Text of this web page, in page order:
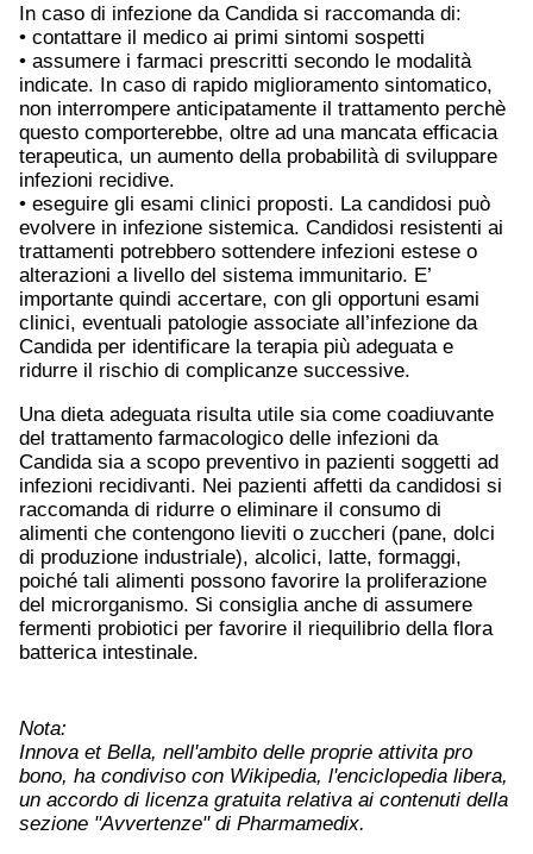
In caso di infezione da Candida si raccomanda di:
• contattare il medico ai primi sintomi sospetti
• assumere i farmaci prescritti secondo le modalità
indicate. In caso di rapido miglioramento sintomatico,
non interrompere anticipatamente il trattamento perchè
questo comporterebbe, oltre ad una mancata efficacia
terapeutica, un aumento della probabilità di sviluppare
infezioni recidive.
• eseguire gli esami clinici proposti. La candidosi può
evolvere in infezione sistemica. Candidosi resistenti ai
trattamenti potrebbero sottendere infezioni estese o
alterazioni a livello del sistema immunitario. E’
importante quindi accertare, con gli opportuni esami
clinici, eventuali patologie associate all’infezione da
Candida per identificare la terapia più adeguata e
ridurre il rischio di complicanze successive.
Una dieta adeguata risulta utile sia come coadiuvante
del trattamento farmacologico delle infezioni da
Candida sia a scopo preventivo in pazienti soggetti ad
infezioni recidivanti. Nei pazienti affetti da candidosi si
raccomanda di ridurre o eliminare il consumo di
alimenti che contengono lieviti o zuccheri (pane, dolci
di produzione industriale), alcolici, latte, formaggi,
poiché tali alimenti possono favorire la proliferazione
del microrganismo. Si consiglia anche di assumere
fermenti probiotici per favorire il riequilibrio della flora
batterica intestinale.
Nota:
Innova et Bella, nell'ambito delle proprie attivita pro
bono, ha condiviso con Wikipedia, l'enciclopedia libera,
un accordo di licenza gratuita relativa ai contenuti della
sezione "Avvertenze" di Pharmamedix.